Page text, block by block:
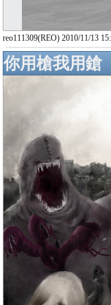
reo111309(REO) 2010/11/13
你用槍我用鎗